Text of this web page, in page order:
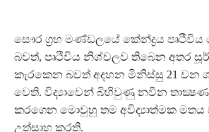
සෞර ග්‍රහ මණ්ඩලයේ කේන්ද්‍රය
බවත්, පෘථිවිය නිශ්චලව තිබෙන අතර
කැරකෙන බවත් අදහන මිනිස්සු 21 වන
වෙති. විද්‍යාවෙන් බිහිවුණු නවීන
කරගෙන මොවුහු තම අවිද්‍යාත්මක මතය
උත්සාහ කරති.